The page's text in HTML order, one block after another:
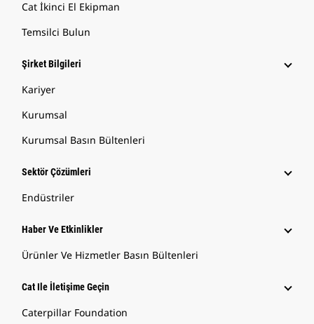
Cat İkinci El Ekipman
Temsilci Bulun
Şirket Bilgileri
Kariyer
Kurumsal
Kurumsal Basın Bültenleri
Sektör Çözümleri
Endüstriler
Haber Ve Etkinlikler
Ürünler Ve Hizmetler Basın Bültenleri
Cat Ile İletişime Geçin
Caterpillar Foundation